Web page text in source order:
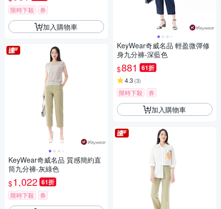
限時下殺 券
加入購物車
KeyWear奇威名品 質感簡約直
筒九分褲-灰綠色
$1,022 61折
限時下殺 券
KeyWear奇威名品 輕盈微彈修
身九分褲-深藍色
$881 61折
4.3 (3)
限時下殺 券
加入購物車